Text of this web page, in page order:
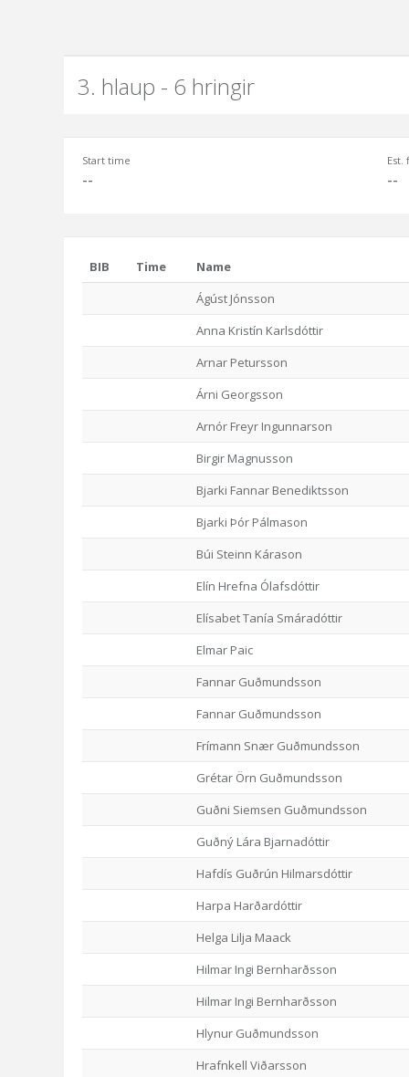
3. hlaup - 6 hringir
Start time
--
Est.
--
BIB Time
Name
Ágúst Jónsson
Anna Kristín Karlsdóttir
Arnar Petursson
Árni Georgsson
Arnór Freyr Ingunnarson
Birgir Magnusson
Bjarki Fannar Benediktsson
Bjarki Þór Pálmason
Búi Steinn Kárason
Elín Hrefna Ólafsdóttir
Elísabet Tanía Smáradóttir
Elmar Paic
Fannar Guðmundsson
Fannar Guðmundsson
Frímann Snær Guðmundsson
Grétar Örn Guðmundsson
Guðni Siemsen Guðmundsson
Guðný Lára Bjarnadóttir
Hafdís Guðrún Hilmarsdóttir
Harpa Harðardóttir
Helga Lilja Maack
Hilmar Ingi Bernharðsson
Hilmar Ingi Bernharðsson
Hlynur Guðmundsson
Hrafnkell Viðarsson